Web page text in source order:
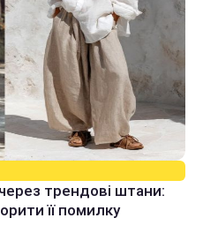
трендові штани:
її помилку